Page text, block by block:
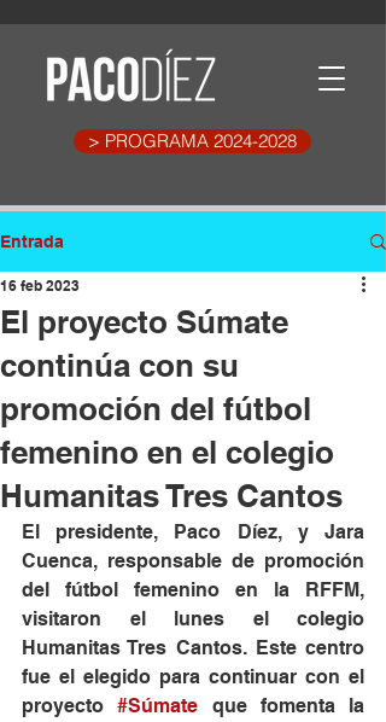
> PROGRAMA 2024-2028
Entrada
El proyecto Súmate
continúa con su
promoción del fútbol
femenino en el colegio
Humanitas Tres Cantos
16 feb 2023
El presidente, Paco Díez, y Jara
Cuenca, responsable de promoción
del fútbol femenino en la RFFM,
visitaron el lunes el colegio
Humanitas Tres Cantos. Este centro
fue el elegido para continuar con el
proyecto #Súmate que fomenta la